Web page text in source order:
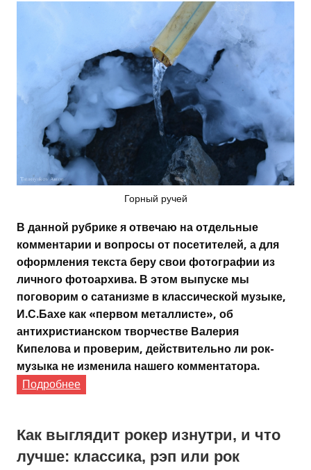
Горный ручей
В данной рубрике я отвечаю на отдельные
комментарии и вопросы от посетителей, а для
оформления текста беру свои фотографии из
личного фотоархива. В этом выпуске мы
поговорим о сатанизме в классической музыке,
И.С.Бахе как «первом металлисте», об
антихристианском творчестве Валерия
Кипелова и проверим, действительно ли рок-
музыка не изменила нашего комментатора.
Подробнее
Как выглядит рокер изнутри, и что
лучше: классика, рэп или рок